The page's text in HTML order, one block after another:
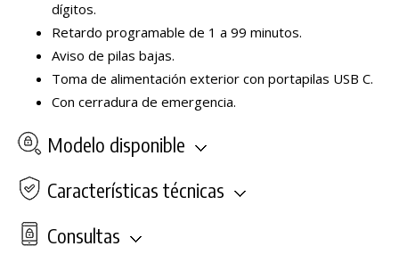
dígitos.
Retardo programable de 1 a 99 minutos.
Aviso de pilas bajas.
Toma de alimentación exterior con portapilas USB C.
Con cerradura de emergencia.
Modelo disponible
Características técnicas
Consultas